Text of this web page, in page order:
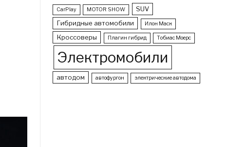
CarPlay MOTOR SHOW
SUV
Гибридные автомобили
Илон Маск
Кроссоверы Плагин гибрид Тобиас Моерс
Электромобили
автодом автофургон электрические автодома